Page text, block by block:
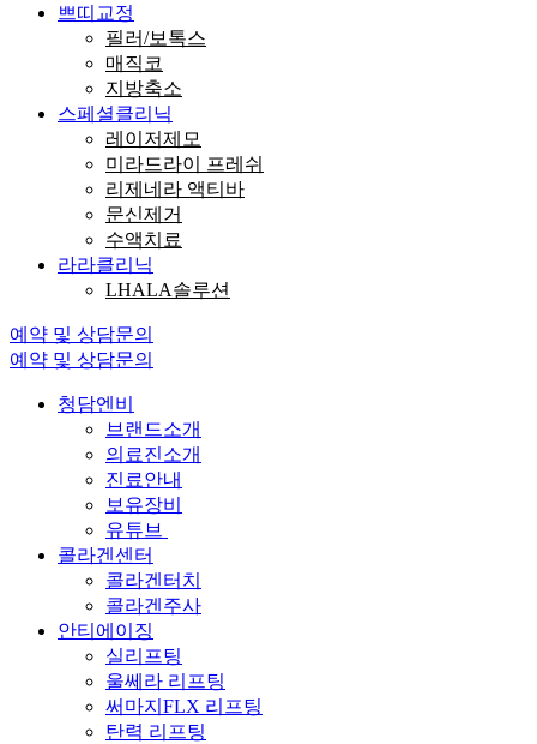
쁘띠교정
필러/보톡스
매직코
지방축소
스페셜클리닉
레이저제모
미라드라이 프레쉬
리제네라 액티바
문신제거
수액치료
라라클리닉
LHALA솔루션
예약 및 상담문의
예약 및 상담문의
청담엔비
브랜드소개
의료진소개
진료안내
보유장비
유튜브
콜라겐센터
콜라겐터치
콜라겐주사
안티에이징
실리프팅
울쎄라 리프팅
써마지FLX 리프팅
탄력 리프팅